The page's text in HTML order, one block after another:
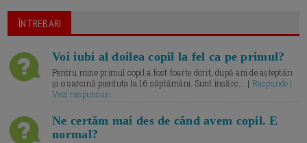
ÎNTREBARI
Voi iubi al doilea copil la fel ca pe primul?
Pentru mine primul copil a fost foarte dorit, după ani de așteptări
și o sarcină pierduta la 16 săptămâni. Sunt însărc... | Raspunde |
Vezi raspunsuri
Ne certăm mai des de când avem copil. E
normal?